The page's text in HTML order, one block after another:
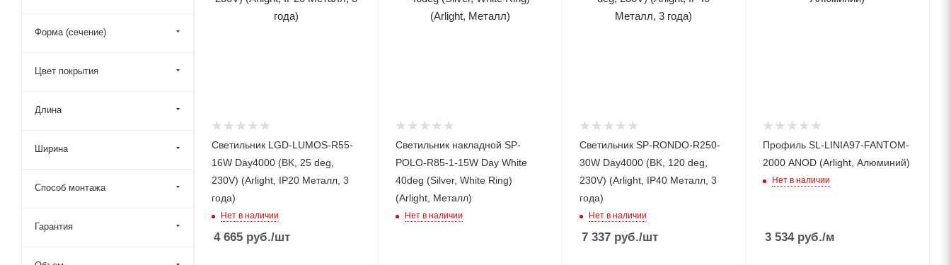
Светильник LGD-LUMOS-R55-
16W Day4000 (BK, 25 deg,
230V) (Arlight, IP20 Металл, 3
года)
Нет в наличии
4 665 руб./шт
Светильник накладной SP-
POLO-R85-1-15W Day White
40deg (Silver, White Ring)
(Arlight, Металл)
Нет в наличии
Светильник SP-RONDO-R250-
30W Day4000 (BK, 120 deg,
230V) (Arlight, IP40 Металл, 3
года)
Нет в наличии
7 337руб./шт
Профиль SL-LINIA97-FANTOM-
2000 ANOD (Arlight, Алюминий)
Нет в наличии
3 534руб./м
Форма (сечение)
Цвет покрытия
Длина
Ширина
Способ монтажа
Гарантия